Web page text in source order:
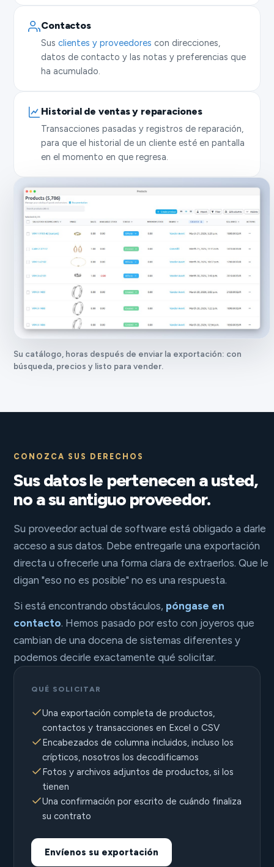
Contactos
Susclientes y proveedores con direcciones,
datos de contacto y las notas y preferencias que
ha acumulado.
Historial de ventas y reparaciones
Transacciones pasadas y registros de reparación,
para que el historial de un cliente esté en pantalla
en el momento en que regresa.
Su catálogo, horas después de enviar la exportación: con
búsqueda, precios y listo para vender.
CONOZCA SUS DERECHOS
Sus datos le pertenecen a usted,
no a su antiguo proveedor.
Su proveedor actual de software está obligado a darle
acceso a sus datos. Debe entregarle una exportación
directa u ofrecerle una forma clara de extraerlos. Que le
digan "eso no es posible" no es una respuesta.
Si está encontrando obstáculos, póngase en
contacto. Hemos pasado por esto con joyeros que
cambian de una docena de sistemas diferentes y
podemos decirle exactamente qué solicitar.
QUÉ SOLICITAR
Una exportación completa de productos,
contactos y transacciones en Excel o CSV
Encabezados de columna incluidos, incluso los
crípticos, nosotros los decodificamos
Fotos y archivos adjuntos de productos, si los
tienen
Una confirmación por escrito de cuándo finaliza
su contrato
Envíenos su exportación